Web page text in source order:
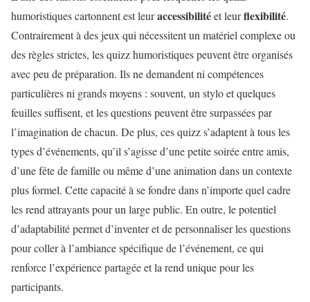
humoristiques cartonnent est leuraccessibilitéet leurflexibilité.
Contrairement à des jeux qui nécessitent un matériel complexe ou
des règles strictes, les quizz humoristiques peuvent être organisés
avec peu de préparation. Ils ne demandent ni compétences
particulières ni grands moyens : souvent, un stylo et quelques
feuilles suffisent, et les questions peuvent être surpassées par
l’imagination de chacun. De plus, ces quizz s’adaptent à tous les
types d’événements, qu’il s’agisse d’une petite soirée entre amis,
d’une fête de famille ou même d’une animation dans un contexte
plus formel. Cette capacité à se fondre dans n’importe quel cadre
les rend attrayants pour un large public. En outre, le potentiel
d’adaptabilité permet d’inventer et de personnaliser les questions
pour coller à l’ambiance spécifique de l’événement, ce qui
renforce l’expérience partagée et la rend unique pour les
participants.